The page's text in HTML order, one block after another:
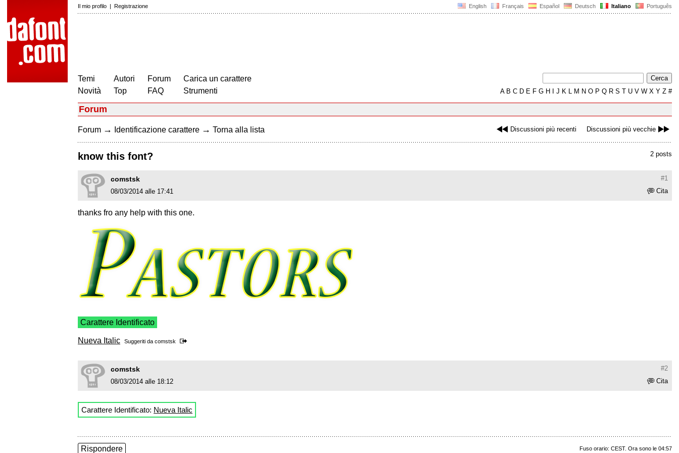
English Français Español Deutsch Italiano Português
Il mio profilo | Registrazione
Temi
Novità
Autori
Top
Forum
FAQ
Carica un carattere
Strumenti
AB C D E F G H J K L M N O P Q R S T U V W X Y Z #
Forum
Discussioni più recenti Discussioni più vecchie
Forum → Identificazione carattere → Torna alla lista
2 posts
know this font?
#1
comstsk
Cita
08/03/2014 alle 17:41
thanks fro any help with this one.
Carattere Identificato
Nueva Italic Suggeriti da comstsk
#2
comstsk
Cita
08/03/2014 alle 18:12
Carattere Identificato: Nueva Italic
Fuso orario: CEST. Ora sono le 04:57
Rispondere